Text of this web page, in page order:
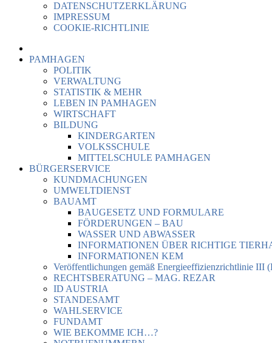
DATENSCHUTZERKLÄRUNG
IMPRESSUM
COOKIE-RICHTLINIE
PAMHAGEN
POLITIK
VERWALTUNG
STATISTIK & MEHR
LEBEN IN PAMHAGEN
WIRTSCHAFT
BILDUNG
KINDERGARTEN
VOLKSSCHULE
MITTELSCHULE PAMHAGEN
BÜRGERSERVICE
KUNDMACHUNGEN
UMWELTDIENST
BAUAMT
BAUGESETZ UND FORMULARE
FÖRDERUNGEN – BAU
WASSER UND ABWASSER
INFORMATIONEN ÜBER RICHTIGE
INFORMATIONEN KEM
Veröffentlichungen gemäß Energieeffizienzrichtlinie III
RECHTSBERATUNG – MAG. REZAR
ID AUSTRIA
STANDESAMT
WAHLSERVICE
FUNDAMT
WIE BEKOMME ICH…?